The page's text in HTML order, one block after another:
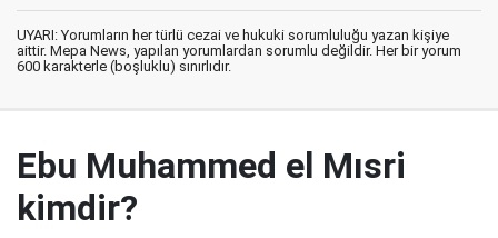
UYARI: Yorumların her türlü cezai ve hukuki sorumluluğu yazan kişiye
aittir. Mepa News, yapılan yorumlardan sorumlu değildir. Her bir yorum
600 karakterle (boşluklu) sınırlıdır.
Ebu Muhammed el Mısri
kimdir?